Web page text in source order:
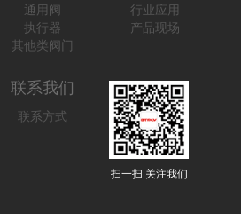
通用阀
执行器
其他类阀门
行业应用
产品现场
联系我们
联系方式
扫一扫 关注我们